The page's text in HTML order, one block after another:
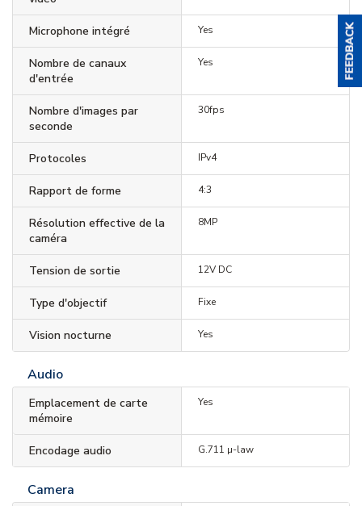
Microphone intégré Yes
Nombre de canaux
d'entrée
Yes
Nombre d'images par
seconde
30fps
Protocoles IPv4
Rapport de forme 4:3
Résolution effective de la
caméra
8MP
Tension de sortie 12V DC
Type d'objectif Fixe
Vision nocturne Yes
Audio
Emplacement de carte
mémoire
Yes
Encodage audio G.711 µ-law
Camera